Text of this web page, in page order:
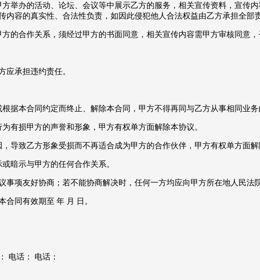
举办的活动、论坛、会议等中展示乙方的服务，相关宣传资料，宣传
内容的真实性、合法性负责，如因此侵犯他人合法权益由乙方承担全部
的合作关系，须经过甲方的书面同意，相关宣传内容需甲方审核同意，
应承担违约责任。
据本合同约定而终止、解除本合同，甲方不得再同与乙方从事相同业
有损甲方的声誉和形象，甲方有权单方面解除本协议。
导致乙方形象受损而不再适合成为甲方的合作伙伴，甲方有权单方面解
暗示与甲方的任何合作关系。
事项友好协商；若不能协商解决时，任何一方均应向甲方所在地人民法
合同有效期至 年 月 日。
电话： 电话：